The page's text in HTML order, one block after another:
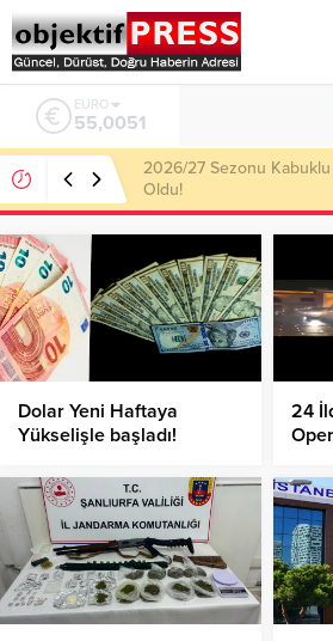
ALTIN
6.584,66
Haliliye Belediyesi Her
Yemek Ulaştırıyor!
Dolar Yeni Haftaya
Yükselişle başladı!
24